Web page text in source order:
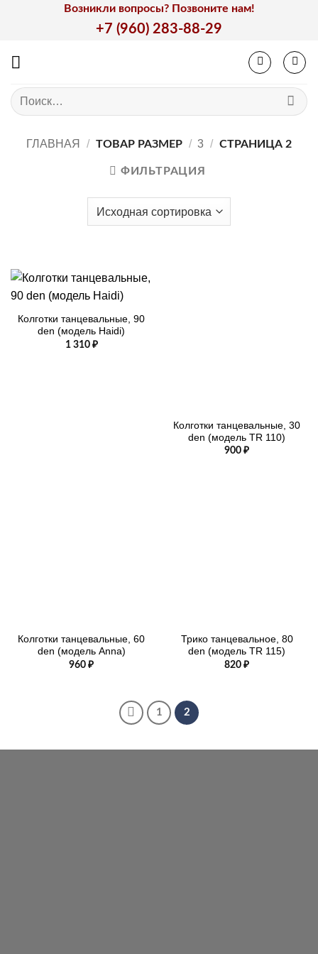
Возникли вопросы? Позвоните нам!
+7 (960) 283-88-29
Искать:
ГЛАВНАЯ / ТОВАР РАЗМЕР / 3 / СТРАНИЦА 2
ФИЛЬТРАЦИЯ
Колготки танцевальные, 90
den (модель Haidi)
1 310 ₽
Колготки танцевальные, 30
den (модель TR 110)
900 ₽
Колготки танцевальные, 60
den (модель Anna)
960 ₽
Трико танцевальное, 80
den (модель TR 115)
820 ₽
1 2